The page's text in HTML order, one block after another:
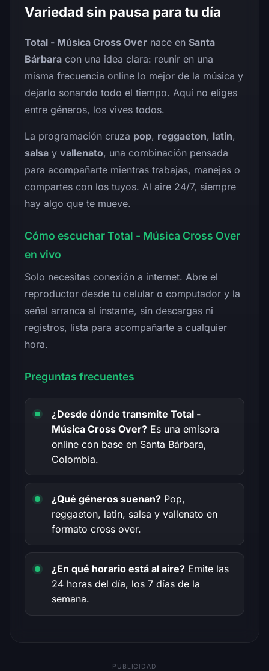
Variedad sin pausa para tu día
Total - Música Cross Over nace en Santa
Bárbara con una idea clara: reunir en una
misma frecuencia online lo mejor de la música y
dejarlo sonando todo el tiempo. Aquí no eliges
entre géneros, los vives todos.
La programación cruza pop, reggaeton, latin,
salsa y vallenato, una combinación pensada
para acompañarte mientras trabajas, manejas o
compartes con los tuyos. Al aire 24/7, siempre
hay algo que te mueve.
Cómo escuchar Total - Música Cross Over
en vivo
Solo necesitas conexión a internet. Abre el
reproductor desde tu celular o computador y la
señal arranca al instante, sin descargas ni
registros, lista para acompañarte a cualquier
hora.
Preguntas frecuentes
¿Desde dónde transmite Total -
Música Cross Over? Es una emisora
online con base en Santa Bárbara,
Colombia.
¿Qué géneros suenan? Pop,
reggaeton, latin, salsa y vallenato en
formato cross over.
¿En qué horario está al aire? Emite las
24 horas del día, los 7 días de la
semana.
PUBLICIDAD